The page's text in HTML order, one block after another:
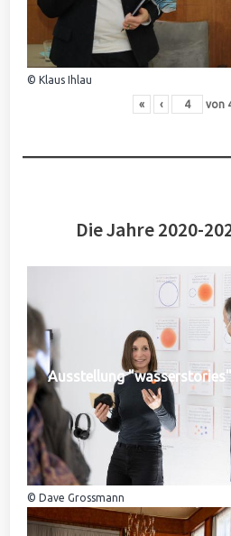
© Klaus Ihlau
« ‹ von
Die Jahre 2020-
Ausstellung
© Dave Grossmann